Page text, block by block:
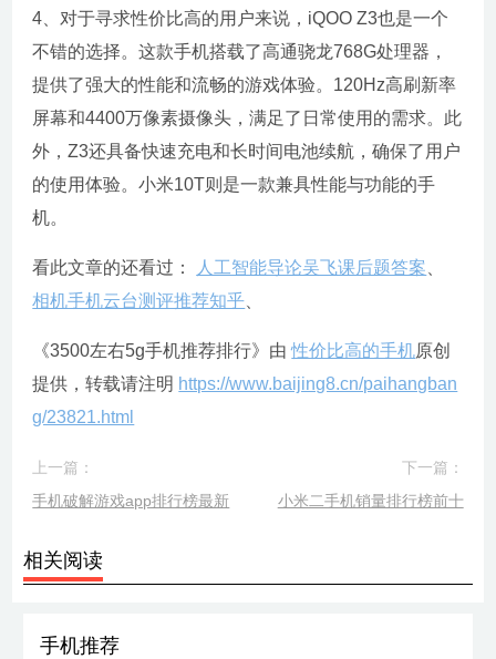
4、对于寻求性价比高的用户来说，iQOO Z3也是一个
不错的选择。这款手机搭载了高通骁龙768G处理器，
提供了强大的性能和流畅的游戏体验。120Hz高刷新率
屏幕和4400万像素摄像头，满足了日常使用的需求。此
外，Z3还具备快速充电和长时间电池续航，确保了用户
的使用体验。小米10T则是一款兼具性能与功能的手
机。
看此文章的还看过： 人工智能导论吴飞课后题答案
相机手机云台测评推荐知乎
《3500左右5g手机推荐排行》由性价比高的手机原创
提供，转载请注明 https://www.baijing8.cn/paihangban
g/23821.html
上一篇：
手机破解游戏app排行榜最新
下一篇：
小米二手机销量排行榜前十
相关阅读
手机推荐